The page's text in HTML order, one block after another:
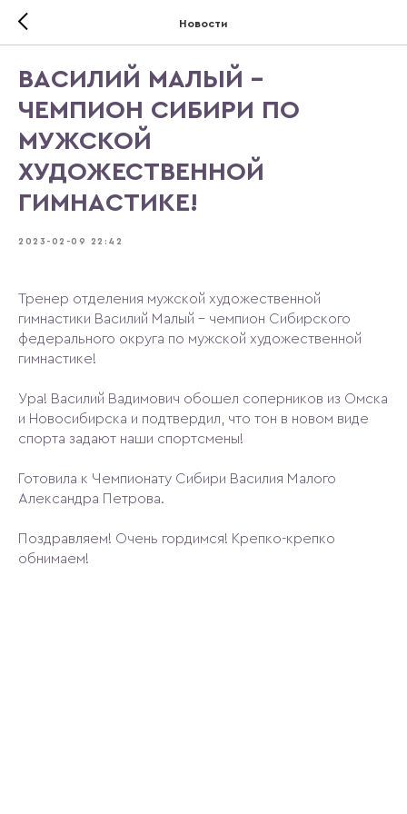
Новости
ВАСИЛИЙ МАЛЫЙ -
ЧЕМПИОН СИБИРИ ПО
МУЖСКОЙ
ХУДОЖЕСТВЕННОЙ
ГИМНАСТИКЕ!
2023-02-09 22:42
Тренер отделения мужской художественной
гимнастики Василий Малый - чемпион Сибирского
федерального округа по мужской художественной
гимнастике!
Ура! Василий Вадимович обошел соперников из Омска
и Новосибирска и подтвердил, что тон в новом виде
спорта задают наши спортсмены!
Готовила к Чемпионату Сибири Василия Малого
Александра Петрова.
Поздравляем! Очень гордимся! Крепко-крепко
обнимаем!